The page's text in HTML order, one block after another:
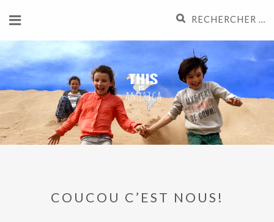
au
contenu
Recherche
pour
:
COUCOU C’EST NOUS!